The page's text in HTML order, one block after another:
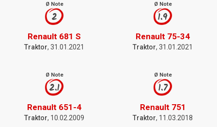
Ø Note
2
Renault 681 S
Traktor, 31.01.2021
Ø Note
1.9
Renault 75-34
Traktor, 31.01.2021
Ø Note
2.1
Renault 651-4
Traktor, 10.02.2009
Ø Note
1.7
Renault 751
Traktor, 11.03.2018